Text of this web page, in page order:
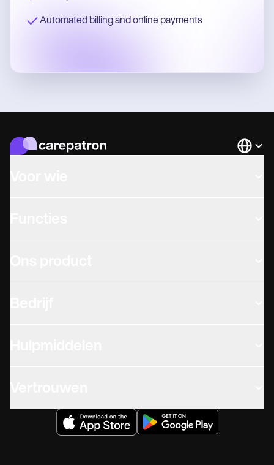
Automated billing and online payments